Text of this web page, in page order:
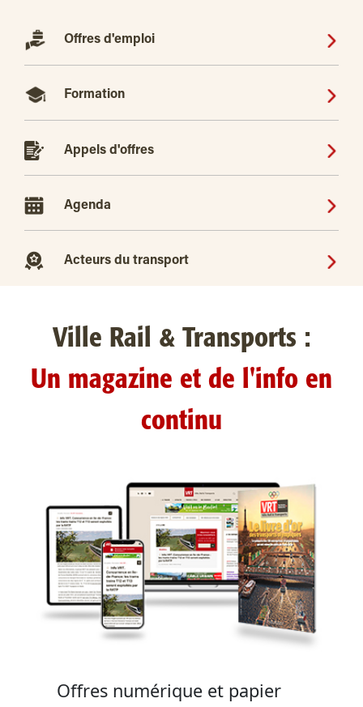
Offres d'emploi
Formation
Appels d'offres
Agenda
Acteurs du transport
Ville Rail & Transports :
Un magazine et de l'info en
continu
Offres numérique et papier